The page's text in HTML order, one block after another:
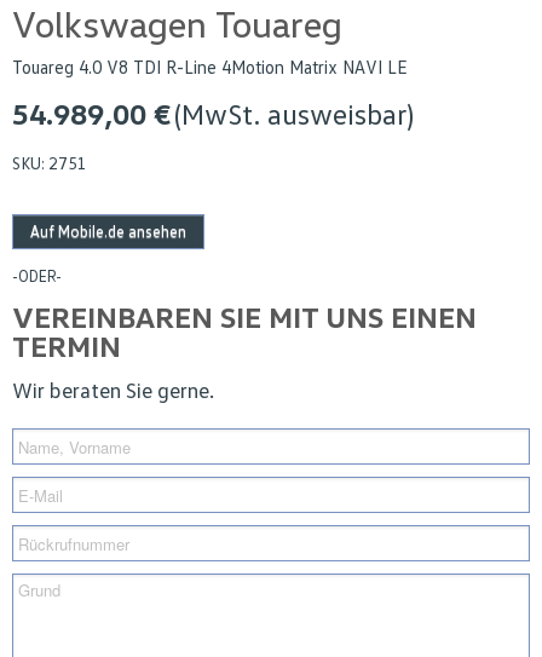
Volkswagen Touareg
Touareg 4.0 V8 TDI R-Line 4Motion Matrix NAVI LE
54.989,00 €(MwSt. ausweisbar)
SKU: 2751
Auf Mobile.de ansehen
-ODER-
VEREINBAREN SIE MIT UNS EINEN
TERMIN
Wir beraten Sie gerne.